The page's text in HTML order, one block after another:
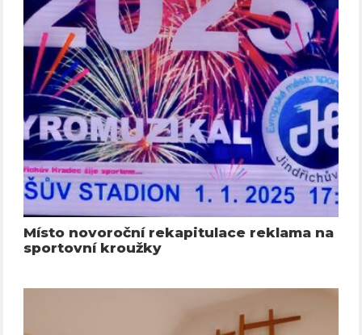
Místo novoroční rekapitulace reklama na
sportovní kroužky